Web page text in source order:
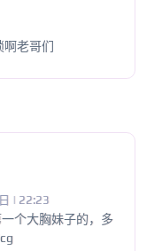
啊老哥们
| 22:23
一个大胸妹子的，多